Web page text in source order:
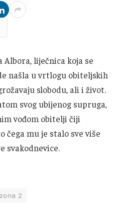
liječnica koja se
našla u vrtlogu obiteljskih
slobodu, ali i život.
svog ubijenog supruga,
vođom obitelji čiji
čega mu je stalo sve više
svakodnevice.
2